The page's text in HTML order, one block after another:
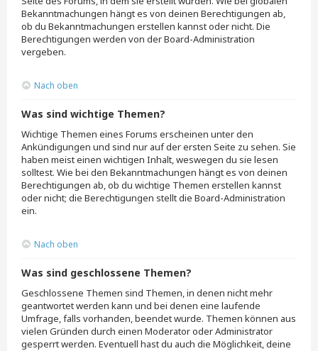
Bekanntmachungen hängt es von deinen Berechtigungen ab,
ob du Bekanntmachungen erstellen kannst oder nicht. Die
Berechtigungen werden von der Board-Administration
vergeben.
Nach oben
Was sind wichtige Themen?
Wichtige Themen eines Forums erscheinen unter den
Ankündigungen und sind nur auf der ersten Seite zu sehen. Sie
haben meist einen wichtigen Inhalt, weswegen du sie lesen
solltest. Wie bei den Bekanntmachungen hängt es von deinen
Berechtigungen ab, ob du wichtige Themen erstellen kannst
oder nicht; die Berechtigungen stellt die Board-Administration
ein.
Nach oben
Was sind geschlossene Themen?
Geschlossene Themen sind Themen, in denen nicht mehr
geantwortet werden kann und bei denen eine laufende
Umfrage, falls vorhanden, beendet wurde. Themen können aus
vielen Gründen durch einen Moderator oder Administrator
gesperrt werden. Eventuell hast du auch die Möglichkeit, deine